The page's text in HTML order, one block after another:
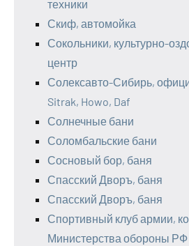
техники
Скиф, автомойка
Сокольники, культурно-
центр
Солексавто-Сибирь,
Sitrak, Howo, Daf
Солнечные бани
Соломбальские бани
Сосновый бор, баня
Спасский Дворъ, баня
Спасский Дворъ, баня
Спортивный клуб армии,
Министерства обороны